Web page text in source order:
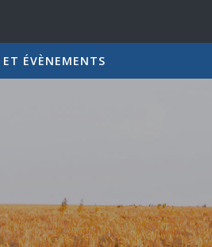
ÉVÈNEMENTS